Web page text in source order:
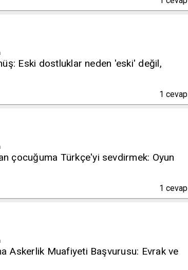
Eski dostluklar neden 'eski' değil,
1 cevap
çocuğuma Türkçe'yi sevdirmek: Oyun
1 cevap
Askerlik Muafiyeti Başvurusu: Evrak ve